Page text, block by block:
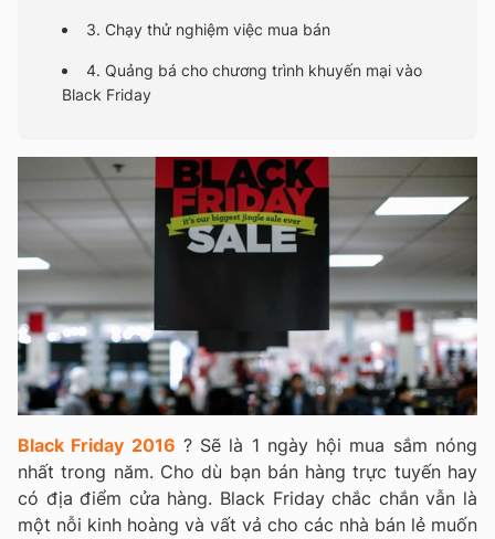
3. Chạy thử nghiệm việc mua bán
4. Quảng bá cho chương trình khuyến mại vào
Black Friday
Black Friday 2016 ? Sẽ là 1 ngày hội mua sắm nóng
nhất trong năm. Cho dù bạn bán hàng trực tuyến hay
có địa điểm cửa hàng. Black Friday chắc chắn vẫn là
một nỗi kinh hoàng và vất vả cho các nhà bán lẻ muốn